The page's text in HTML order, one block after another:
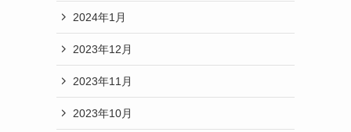
2024年1月
2023年12月
2023年11月
2023年10月